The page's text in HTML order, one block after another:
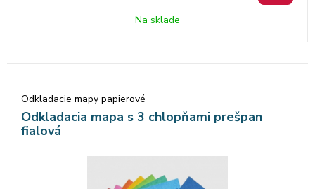
Na sklade
Odkladacie mapy papierové
Odkladacia mapa s 3 chlopňami prešpan
fialová